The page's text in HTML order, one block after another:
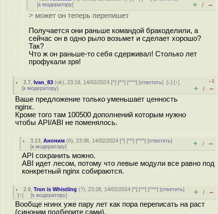
[к модератору] + / –
> может он теперь перепишет
Получается они раньше командой бракоделили, а
сейчас он в одно рыло возьмет и сделает хорошо?
Так?
Что ж он раньше-то себя сдерживал! Столько лет
профукали зря!
2.7 ,Ivan_83 (ok), 23:18, 14/02/2024 [^] [^^] [^^^] [ответить][↓] [↑]
[к модератору]
–1
+ / –
Ваше предложение только уменьшает ценность
nginx.
Кроме того там 100500 дополнений которым нужно
чтобы API/ABI не поменялось.
3.13 ,Аноним (6), 23:36, 14/02/2024 [^] [^^] [^^^] [ответить]
[к модератору] + / –
API сохранить можно.
ABI идет лесом, потому что левые модули все равно под
конкретный nginx собираются.
2.9 ,Tron is Whistling (?), 23:28, 14/02/2024 [^] [^^] [^^^] [ответить]
[↑] [к модератору] + / –
Вообще нгинх уже пару лет как пора переписать на раст
(синоним подберите сами).